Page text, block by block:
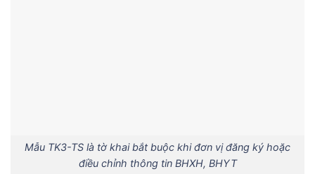
Mẫu TK3-TS là tờ khai bắt buộc khi đơn vị đăng ký hoặc
điều chỉnh thông tin BHXH, BHYT